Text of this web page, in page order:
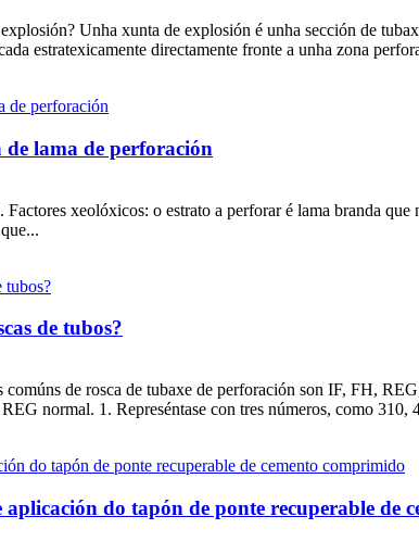
Unha xunta de explosión é unha sección de
estratexicamente directamente fronte a unha zona
lama de perforación
xeolóxicos: o estrato a perforar é lama branda
de tubos?
de rosca de tubaxe de perforación son IF, FH,
normal. 1. Represéntase con tres números, como
do tapón de ponte recuperable de